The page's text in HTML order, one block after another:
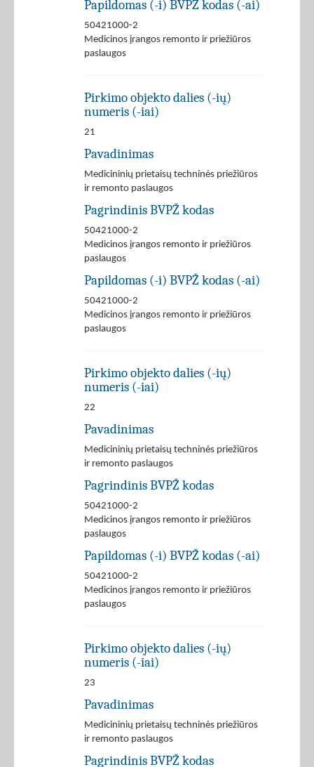
Papildomas (-i) BVPŽ kodas (-ai)
50421000-2
Medicinos įrangos remonto ir priežiūros
paslaugos
Pirkimo objekto dalies (-ių)
numeris (-iai)
21
Pavadinimas
Medicininių prietaisų techninės priežiūros
ir remonto paslaugos
Pagrindinis BVPŽ kodas
50421000-2
Medicinos įrangos remonto ir priežiūros
paslaugos
Papildomas (-i) BVPŽ kodas (-ai)
50421000-2
Medicinos įrangos remonto ir priežiūros
paslaugos
Pirkimo objekto dalies (-ių)
numeris (-iai)
22
Pavadinimas
Medicininių prietaisų techninės priežiūros
ir remonto paslaugos
Pagrindinis BVPŽ kodas
50421000-2
Medicinos įrangos remonto ir priežiūros
paslaugos
Papildomas (-i) BVPŽ kodas (-ai)
50421000-2
Medicinos įrangos remonto ir priežiūros
paslaugos
Pirkimo objekto dalies (-ių)
numeris (-iai)
23
Pavadinimas
Medicininių prietaisų techninės priežiūros
ir remonto paslaugos
Pagrindinis BVPŽ kodas